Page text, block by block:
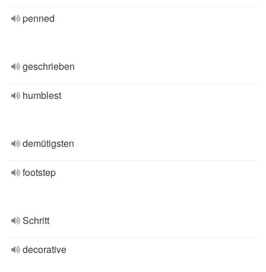
penned
geschrieben
humblest
demütigsten
footstep
Schritt
decorative